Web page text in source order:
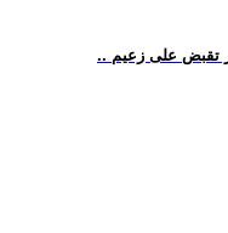
تقبض على زعيم